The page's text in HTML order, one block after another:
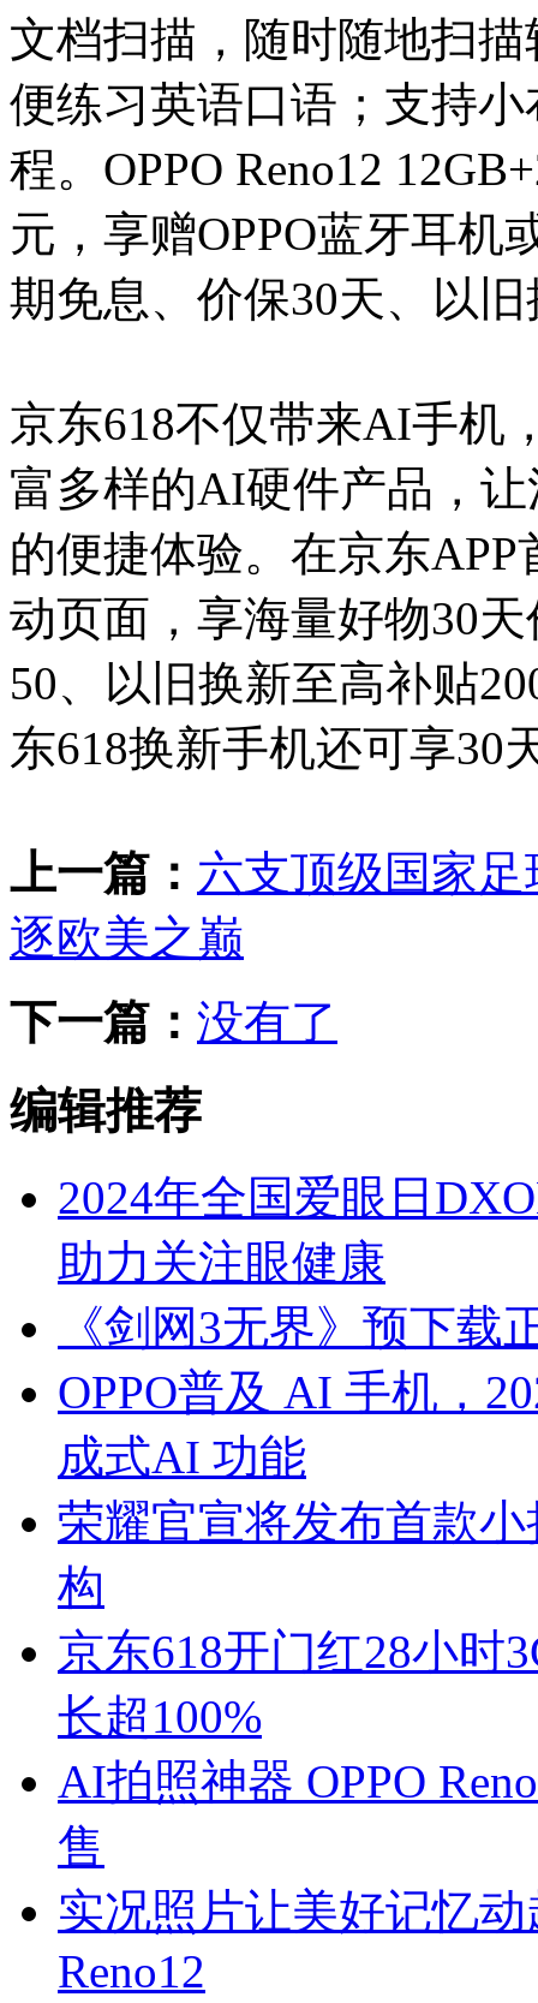
文档扫描，随时随地扫
便练习英语口语；支持
程。OPPO Reno12
元，享赠OPPO蓝牙耳机
期免息、价保30天、以
京东618不仅带来AI手机
富多样的AI硬件产品，
的便捷体验。在京东APP
动页面，享海量好物30
50、以旧换新至高补贴
东618换新手机还可享30
上一篇： 六支顶级国家
逐欧美之巅
下一篇： 没有了
编辑推荐
2024年全国爱眼日
助力关注眼健康
《剑网3无界》预下
OPPO普及 AI 手机，
成式AI 功能
荣耀官宣将发布首款
构
京东618开门红28小时
长超100%
AI拍照神器 OPPO
售
实况照片让美好记忆动
Reno12